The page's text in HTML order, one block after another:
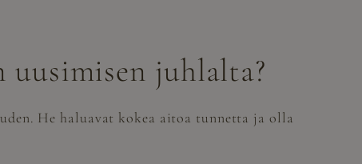
juhlalta?
He haluavat kokea aitoa tunnetta ja olla